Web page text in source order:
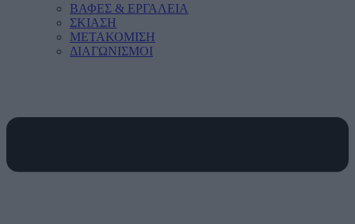
ΒΑΦΕΣ & ΕΡΓΑΛΕΙΑ
ΣΚΙΑΣΗ
ΜΕΤΑΚΟΜΙΣΗ
ΔΙΑΓΩΝΙΣΜΟΙ